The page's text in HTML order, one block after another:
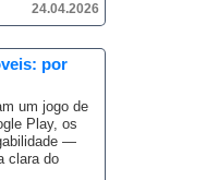
24.04.2026
por
um jogo de
Play, os
—
clara do